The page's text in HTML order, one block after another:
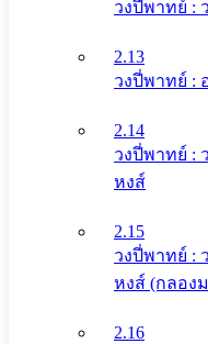
วงปี่พาทย์ :
2.13
วงปี่พาทย์ :
2.14
วงปี่พาทย์ :
หงส์
2.15
วงปี่พาทย์ :
หงส์ (กลอง
2.16